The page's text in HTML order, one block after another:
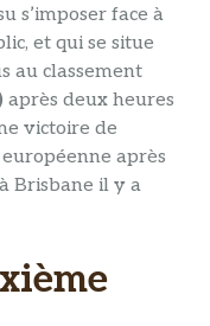
s’imposer face à
et qui se situe
au classement
après deux heures
victoire de
européenne après
Brisbane il y a